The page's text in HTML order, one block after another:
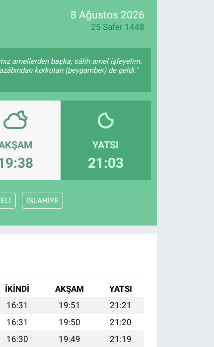
8 Ağustos 2026
25 Safer 1448
amellerden başka; sâlih amel işleyelim.
korkutan (peygamber) de geldi."
YATSI
21:03
İSLAHİYE
İKINDI AKŞAM
YATSI
16:31 19:51
21:21
16:31 19:50
21:20
16:30 19:49
21:19